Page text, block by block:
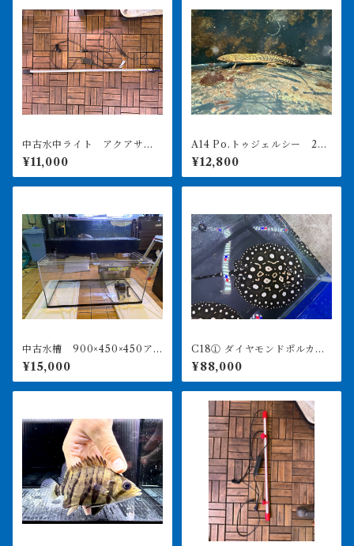
中古水中ライト アクアサン
¥11,000
A14 Po.トゥジェルシー 20
㎝前後
¥12,800
中古水槽 900×450×450ア
クリル水槽 上部濾過セット
¥15,000
C18① ダイヤモンドポルカ
アルビノヘテロ 体盤16㎝前
後 ♀
¥88,000